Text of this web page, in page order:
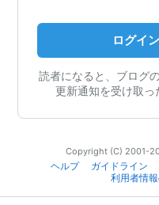
ログイ
読者になると、ブログ
更新通知を受け取っ
Copyright (C) 2001-
ヘルプ
ガイドライン
利用者情